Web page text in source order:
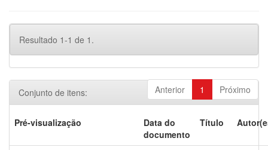
Resultado 1-1 de 1.
Anterior 1 Próximo
Conjunto de itens:
Pré-visualização
Data do
documento
Título